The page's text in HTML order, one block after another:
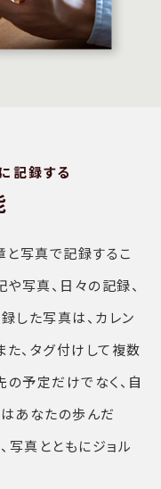
記録する
写真で記録するこ
や写真、日々の記録、
した写真は、カレン
た、タグ付けして複数
の予定だけでなく、自
あなたの歩んだ
写真とともにジョル